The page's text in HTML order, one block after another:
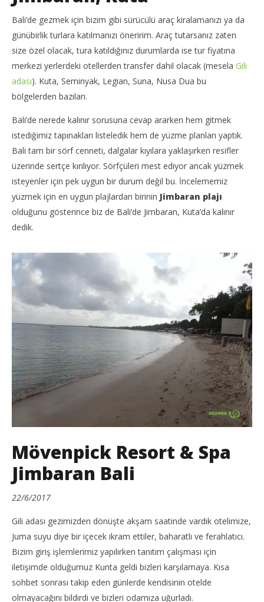
Bali’de gezmek için bizim gibi sürücülü araç kiralamanızı ya da
günübirlik turlara katılmanızı öneririm. Araç tutarsanız zaten
size özel olacak, tura katıldığınız durumlarda ise tur fiyatına
merkezi yerlerdeki otellerden transfer dahil olacak (mesela Gili
adası). Kuta, Seminyak, Legian, Suna, Nusa Dua bu
bölgelerden bazıları.
Bali’de nerede kalınır sorusuna cevap ararken hem gitmek
istediğimiz tapınakları listeledik hem de yüzme planları yaptık.
Bali tam bir sörf cenneti, dalgalar kıyılara yaklaşırken resifler
üzerinde sertçe kırılıyor. Sörfçüleri mest ediyor ancak yüzmek
isteyenler için pek uygun bir durum değil bu. İncelememiz
yüzmek için en uygun plajlardan birinin Jimbaran plajı
olduğunu gösterince biz de Bali’de Jimbaran, Kuta’da kalınır
dedik.
Mövenpick Resort & Spa
Jimbaran Bali
22/6/2017
Gili adası gezimizden dönüşte akşam saatinde vardık otelimize,
Juma suyu diye bir içecek ikram ettiler, baharatlı ve ferahlatıcı.
Bizim giriş işlemlerimiz yapılırken tanıtım çalışması için
iletişimde olduğumuz Kunta geldi bizleri karşılamaya. Kısa
sohbet sonrası takip eden günlerde kendisinin otelde
olmayacağını bildirdi ve bizleri odamıza uğurladı.